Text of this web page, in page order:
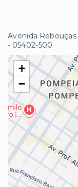
Avenida
- 05402-500
+
−